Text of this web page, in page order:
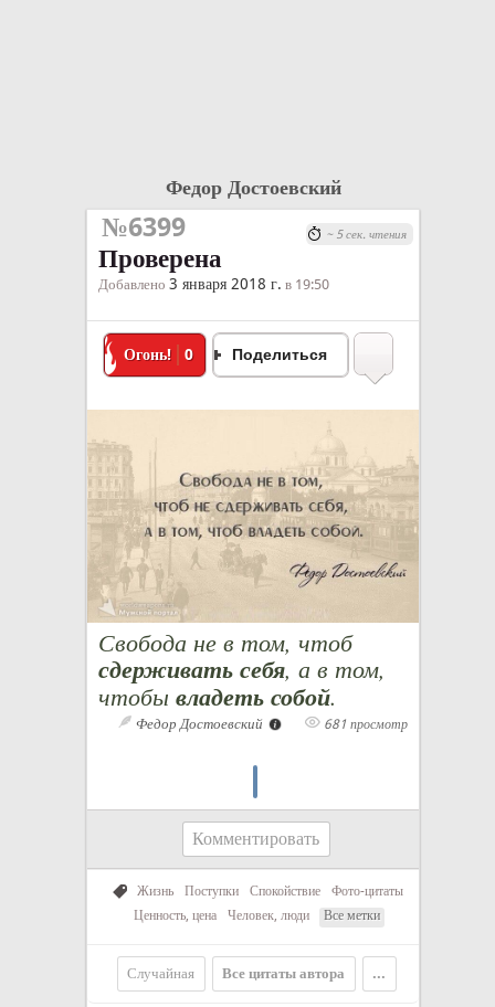
Федор Достоевский
№6399
Проверена
Добавлено 3 января 2018 г. в 19:50
Огонь! 0 Поделиться
Свобода не в том, чтоб
сдерживать себя, а в том,
чтобы владеть собой.
Федор Достоевский 681 просмотр
~ 5 сек. чтения
Комментировать
Жизнь Поступки Спокойствие
Фото-цитаты
Ценность, цена
Человек, люди Все метки
Случайная Все цитаты автора ...